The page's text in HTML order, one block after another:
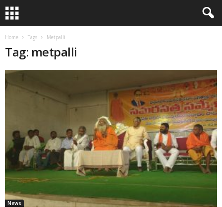
Home Tags Metpalli
Tag: metpalli
News